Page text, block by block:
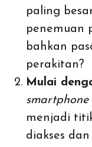
paling
penemuan
bahkan
perakitan?
Mulai
smartphone
menjadi
diakses